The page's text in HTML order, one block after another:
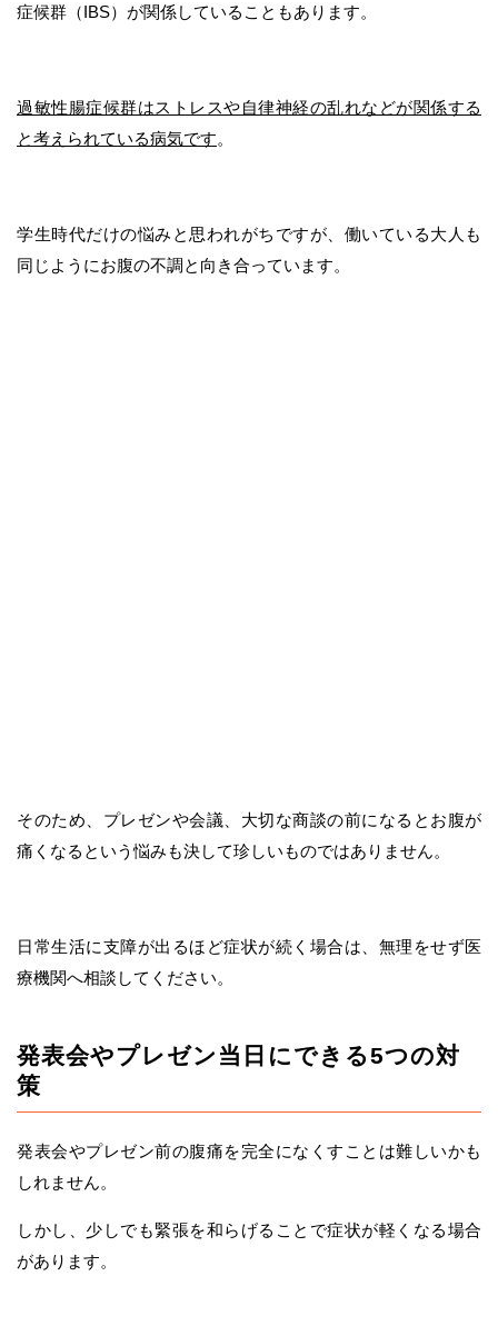
症候群（IBS）が関係していることもあります。
過敏性腸症候群はストレスや自律神経の乱れなどが関係する
と考えられている病気です。
学生時代だけの悩みと思われがちですが、働いている大人も
同じようにお腹の不調と向き合っています。
そのため、プレゼンや会議、大切な商談の前になるとお腹が
痛くなるという悩みも決して珍しいものではありません。
日常生活に支障が出るほど症状が続く場合は、無理をせず医
療機関へ相談してください。
発表会やプレゼン当日にできる5つの対
策
発表会やプレゼン前の腹痛を完全になくすことは難しいかも
しれません。
しかし、少しでも緊張を和らげることで症状が軽くなる場合
があります。